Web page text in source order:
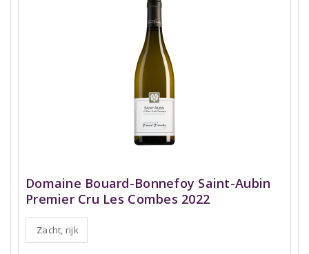
Domaine Bouard-Bonnefoy Saint-Aubin
Premier Cru Les Combes 2022
Zacht, rijk